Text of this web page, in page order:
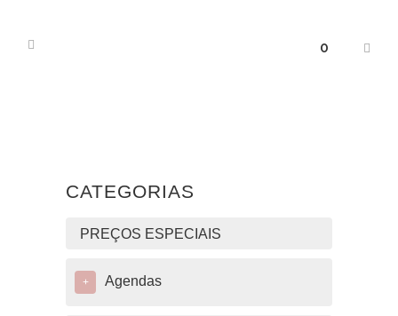
0
CATEGORIAS
PREÇOS ESPECIAIS
+ Agendas